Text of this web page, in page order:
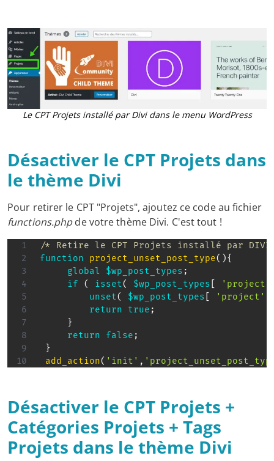
Le CPT Projets installé par Divi dans le menu WordPress
Désactiver le CPT Projets dans
le thème Divi
Pour retirer le CPT "Projets", ajoutez ce code au fichier
functions.phpde votre thème Divi. C'est tout !
/* Retire le CPT Projets installé par
function
project_unset_post_type( ){
global
$wp_post_types ;
if
( isset( $wp_post_types
'project'
unset( $wp_post_types 'project'
return
true ;
}
return
false ;
}
add_action( 'init' ,
Désactiver le CPT Projets +
Catégories Projets + Tags
Projets dans le thème Divi